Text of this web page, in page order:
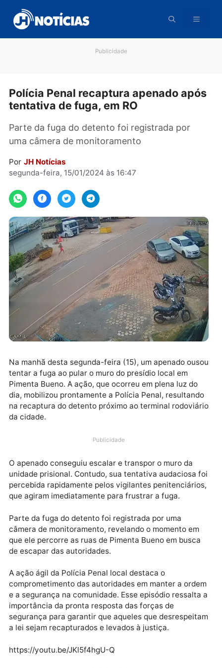
para
conteúdo
Polícia Penal recaptura apenado
Parte da fuga do detento foi registrada por
uma câmera de monitoramento
Por
JH Notícias
segunda-feira, 15/01/2024 às 16:47
Na manhã desta segunda-feira (15), um apenado
tentar a fuga ao pular o muro do presídio local em
dia, mobilizou prontamente a Polícia Penal,
da cidade.
Publicidade
O apenado conseguiu escalar e transpor o muro da
unidade prisional. Contudo, sua tentativa audaciosa
percebida rapidamente pelos vigilantes
que agiram imediatamente para frustrar a fuga.
Parte da fuga do detento foi registrada por uma
câmera de monitoramento, revelando o momento em
que ele percorre as ruas de Pimenta Bueno em
de escapar das autoridades.
comprometimento das autoridades em manter a